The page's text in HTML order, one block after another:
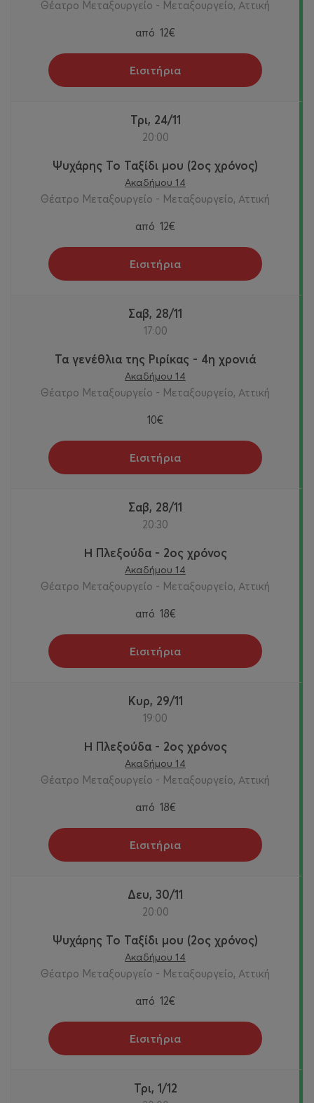
Θέατρο Μεταξουργείο - Μεταξουργείο, Αττική
από 12€
Εισιτήρια
Τρι, 24/11
20:00
Ψυχάρης Το Ταξίδι μου (2ος χρόνος)
Ακαδήμου 14
Θέατρο Μεταξουργείο - Μεταξουργείο, Αττική
από 12€
Εισιτήρια
Σαβ, 28/11
17:00
Τα γενέθλια της Ριρίκας - 4η χρονιά
Ακαδήμου 14
Θέατρο Μεταξουργείο - Μεταξουργείο, Αττική
10€
Εισιτήρια
Σαβ, 28/11
20:30
Η Πλεξούδα - 2ος χρόνος
Ακαδήμου 14
Θέατρο Μεταξουργείο - Μεταξουργείο, Αττική
από 18€
Εισιτήρια
Κυρ, 29/11
19:00
Η Πλεξούδα - 2ος χρόνος
Ακαδήμου 14
Θέατρο Μεταξουργείο - Μεταξουργείο, Αττική
από 18€
Εισιτήρια
Δευ, 30/11
20:00
Ψυχάρης Το Ταξίδι μου (2ος χρόνος)
Ακαδήμου 14
Θέατρο Μεταξουργείο - Μεταξουργείο, Αττική
από 12€
Εισιτήρια
Τρι, 1/12